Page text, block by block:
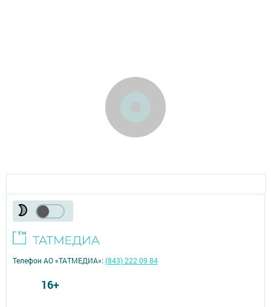
Телефон АО «ТАТМЕДИА»:(843) 222 09 84
16+